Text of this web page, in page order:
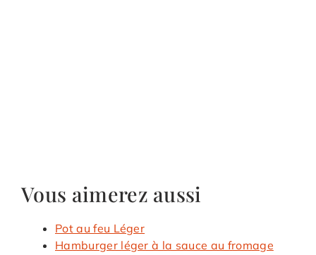
Vous aimerez aussi
Pot au feu Léger
Hamburger léger à la sauce au fromage